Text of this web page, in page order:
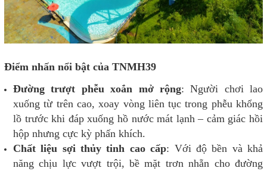
Điểm nhấn nổi bật của TNMH39
Đường trượt phễu xoắn mở rộng: Người chơi lao
xuống từ trên cao, xoay vòng liên tục trong phễu khổng
lồ trước khi đáp xuống hồ nước mát lạnh – cảm giác hồi
hộp nhưng cực kỳ phấn khích.
Chất liệu sợi thủy tinh cao cấp: Với độ bền và khả
năng chịu lực vượt trội, bề mặt trơn nhẵn cho đường